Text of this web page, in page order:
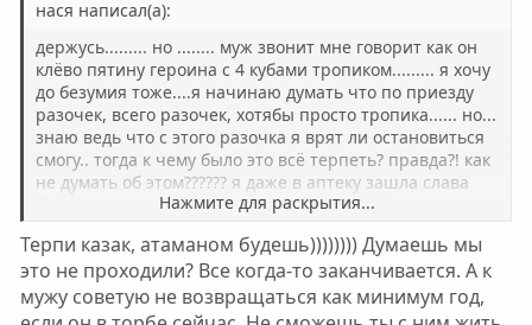
ы
й
г
о
л
о
с
ы
й
г
о
л
о
с
нася написал(а):
держусь......... но ........ муж звонит мне говорит как он
клёво пятину героина с 4 кубами тропиком......... я хочу
до безумия тоже....я начинаю думать что по приезду
разочек, всего разочек, хотябы просто тропика...... но...
знаю ведь что с этого разочка я врят ли остановиться
смогу.. тогда к чему было это всё терпеть? правда?! как
не думать об этом?????? я даже в аптеку зашла слава
богу здесь тропик не продают!!!!!!!!!!!!!!!!!!!!!! а приеду
аптеке..... боюсь сорваться... да и сейчас без лирики
совсем жесть... как только утром не выпью 4-5
таблеток... всё такой психоз, депрессняк... такое
ощушение что это никогда не кончится!!!!!!!!!!!!!!!!!!!!!!!!!!!!
Нажмите для раскрытия...
Терпи казак, атаманом будешь)))))))) Думаешь мы
это не проходили? Все когда-то заканчивается. А к
мужу советую не возвращаться как минимум год,